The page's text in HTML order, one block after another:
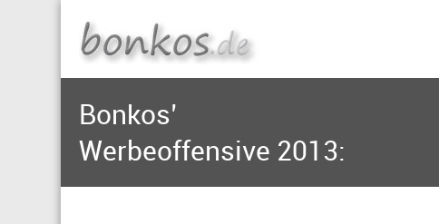
Bonkos’
Werbeoffensive 2013: